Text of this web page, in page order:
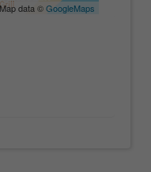
data ©GoogleMaps